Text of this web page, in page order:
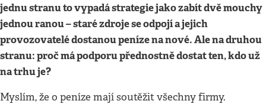
jednu stranu to vypadá strategie jako zabít dvě mouchy
jednou ranou – staré zdroje se odpojí a jejich
provozovatelé dostanou peníze na nové. Ale na druhou
stranu: proč má podporu přednostně dostat ten, kdo už
na trhu je?
Myslím, že o peníze mají soutěžit všechny firmy.